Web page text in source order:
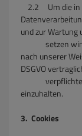
2.2 Um die in
und zur Wartung
setzen wir
nach unserer
DSGVO
verpflichtet,
einzuhalten.
3. Cookies